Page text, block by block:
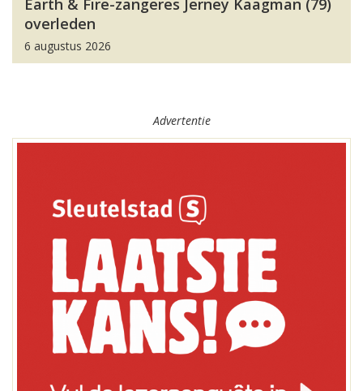
Earth & Fire-zangeres Jerney Kaagman (79)
overleden
6 augustus 2026
Advertentie